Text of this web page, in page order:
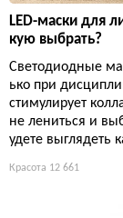
LED-маски для
кую выбрать?
Светодиодные
ько при
стимулирует
не лениться и
удете выглядеть
Красота 12 661